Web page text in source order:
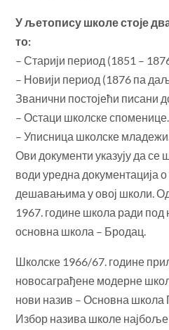
У љетопису школе стоје
то:
– Старији период (1851 –
– Новији период (1876 па
Званични постојећи писани
– Остаци школске споменице.
– Уписница школске
Ови документи указују да се
води уредна документација
дешавањима у овој школи.
1967. године школа ради
основна школа – Бродац.
Школске 1966/67. године
новосаграђене модерне
нови назив – Основна школа
Избор назива школе